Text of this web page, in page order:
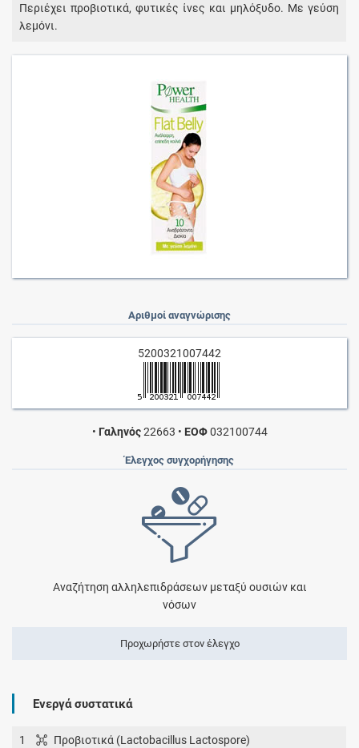
Περιέχει προβιοτικά, φυτικές ίνες και μηλόξυδο. Με γεύση
λεμόνι.
Αριθμοί αναγνώρισης
5200321007442
• Γαληνός22663 • ΕΟΦ032100744
Έλεγχος συγχορήγησης
Αναζήτηση αλληλεπιδράσεων μεταξύ ουσιών και
νόσων
Προχωρήστε στον έλεγχο
Ενεργά συστατικά
1 Προβιοτικά (Lactobacillus Lactospore)